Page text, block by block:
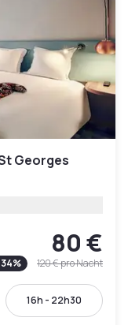
Georges
80 €
34% 120 €pro Nacht
16h - 22h30